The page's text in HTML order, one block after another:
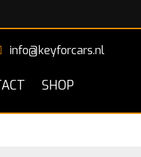
info@keyforcars.nl
SHOP